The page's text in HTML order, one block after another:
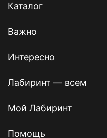
Каталог
Важно
Интересно
Лабиринт — всем
Мой Лабиринт
Помощь